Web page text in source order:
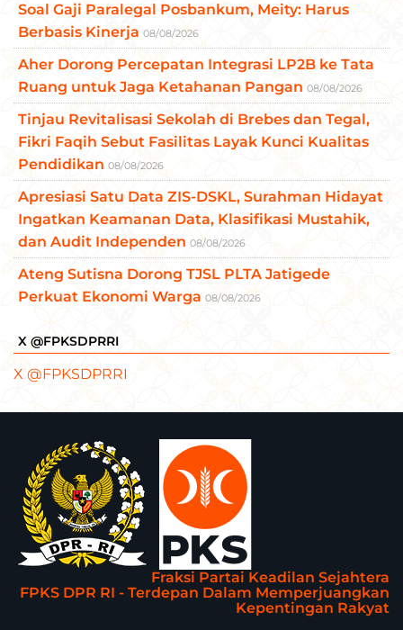
Soal Gaji Paralegal Posbankum, Meity: Harus
Berbasis Kinerja 08/08/2026
Aher Dorong Percepatan Integrasi LP2B ke Tata
Ruang untuk Jaga Ketahanan Pangan 08/08/2026
Tinjau Revitalisasi Sekolah di Brebes dan Tegal,
Fikri Faqih Sebut Fasilitas Layak Kunci Kualitas
Pendidikan 08/08/2026
Apresiasi Satu Data ZIS-DSKL, Surahman Hidayat
Ingatkan Keamanan Data, Klasifikasi Mustahik,
dan Audit Independen 08/08/2026
Ateng Sutisna Dorong TJSL PLTA Jatigede
Perkuat Ekonomi Warga 08/08/2026
X @FPKSDPRRI
X @FPKSDPRRI
Fraksi Partai Keadilan Sejahtera
FPKS DPR RI - Terdepan Dalam Memperjuangkan
Kepentingan Rakyat